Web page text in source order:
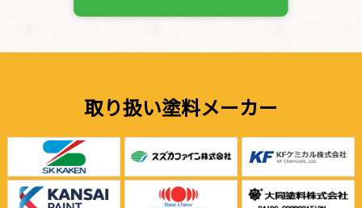
取り扱い塗料メーカー